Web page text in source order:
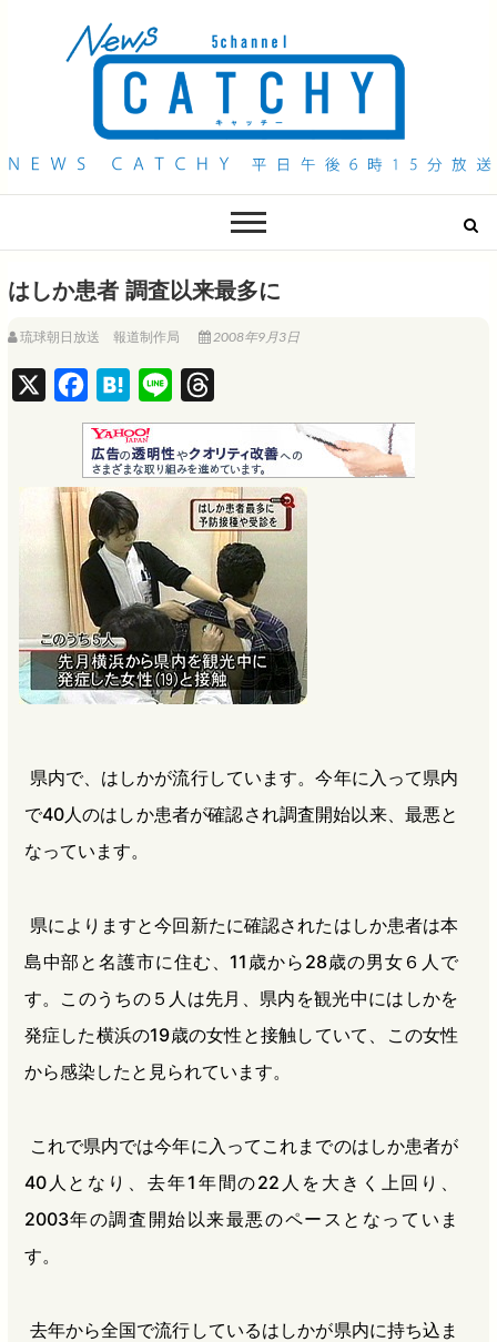
QAB NEWS Headline
はしか患者 調査以来最多に
琉球朝日放送 報道制作局 2008年9月3日
a
c
e
b
o
k
H
a
t
e
n
a
i
n
e
h
r
e
a
d
s
県内で、はしかが流行しています。今年に入って県内
で40人のはしか患者が確認され調査開始以来、最悪と
なっています。
県によりますと今回新たに確認されたはしか患者は本
島中部と名護市に住む、11歳から28歳の男女６人で
す。このうちの５人は先月、県内を観光中にはしかを
発症した横浜の19歳の女性と接触していて、この女性
から感染したと見られています。
これで県内では今年に入ってこれまでのはしか患者が
40人となり、去年1年間の22人を大きく上回り、
2003年の調査開始以来最悪のペースとなっていま
す。
去年から全国で流行しているはしかが県内に持ち込ま